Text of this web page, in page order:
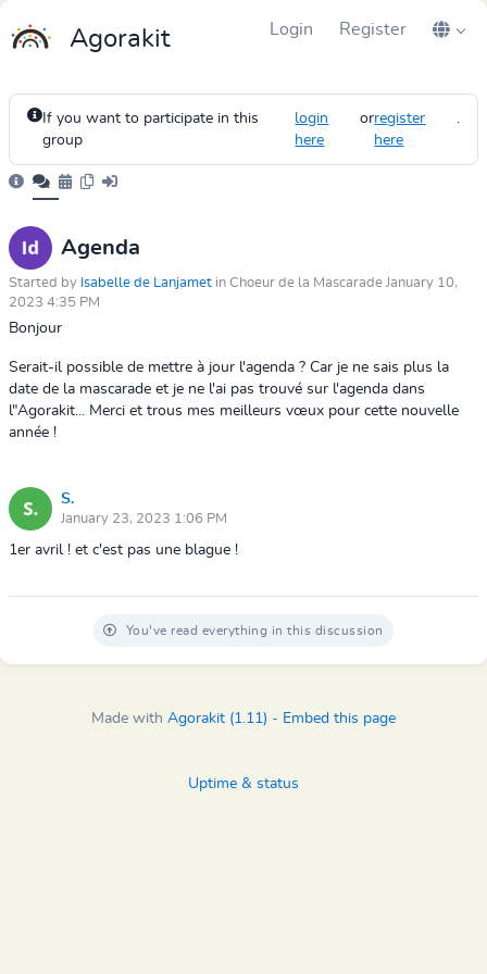
Agorakit Login Register
If you want to participate in this
group
login
here
orregister
here
.
Agenda
Started by Isabelle de Lanjamet in Choeur de la Mascarade January 10,
2023 4:35 PM
Bonjour
Serait-il possible de mettre à jour l'agenda ? Car je ne sais plus la
date de la mascarade et je ne l'ai pas trouvé sur l'agenda dans
l"Agorakit... Merci et trous mes meilleurs vœux pour cette nouvelle
année !
S.
January 23, 2023 1:06 PM
1er avril ! et c'est pas une blague !
You've read everything in this discussion
Made with Agorakit (1.11) - Embed this page
Uptime & status